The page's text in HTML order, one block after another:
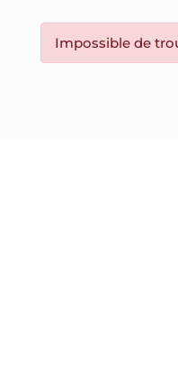
Impossible de